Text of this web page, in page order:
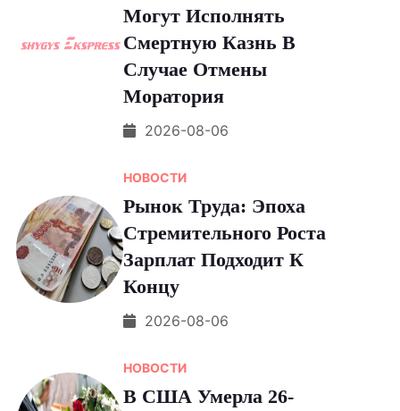
Могут Исполнять
Смертную Казнь В
Случае Отмены
Моратория
2026-08-06
НОВОСТИ
Рынок Труда: Эпоха
Стремительного Роста
Зарплат Подходит К
Концу
2026-08-06
НОВОСТИ
В США Умерла 26-